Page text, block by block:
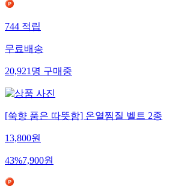
744적립
무료배송
20,921명구매중
[쑥향 품은 따뜻함] 온열찜질 벨트 2종
13,800원
43%7,900원